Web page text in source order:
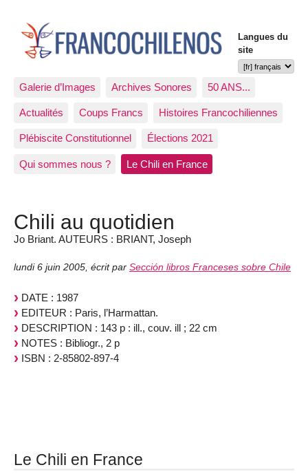
Langues du
site
Galerie d’Images Archives Sonores 50 ANS...
Actualités Coups Francs Histoires Francochiliennes
Plébiscite Constitutionnel Élections 2021
Qui sommes nous ? Le Chili en France
Chili au quotidien
Jo Briant. AUTEURS : BRIANT, Joseph
lundi 6 juin 2005, écrit par Sección libros Franceses sobre Chile
DATE : 1987
EDITEUR : Paris, l’Harmattan.
DESCRIPTION : 143 p : ill., couv. ill ; 22 cm
NOTES : Bibliogr., 2 p
ISBN : 2-85802-897-4
Le Chili en France